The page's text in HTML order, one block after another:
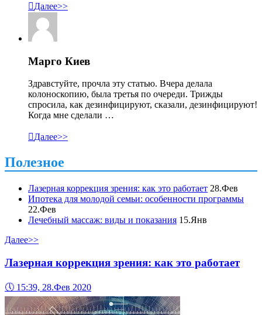
Далее>>
Марго Киев
Здравстуйте, прочла эту статью. Вчера делала
колоноскопию, была третья по очереди. Трижды
спросила, как дезинфицируют, сказали, дезинфицируют!
Когда мне сделали …
Далее>>
Полезное
Лазерная коррекция зрения: как это работает 28.Фев
Ипотека для молодой семьи: особенности программы
22.Фев
Лечебный массаж: виды и показания 15.Янв
Далее>>
Лазерная коррекция зрения: как это работает
🕔 15:39, 28.Фев 2020